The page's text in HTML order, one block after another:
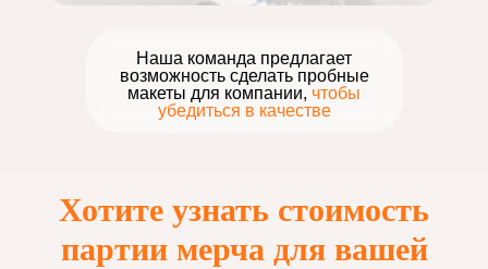
Наша команда предлагает
возможность сделать пробные
макеты для компании, чтобы
убедиться в качестве
Хотите узнать стоимость
партии мерча для вашей